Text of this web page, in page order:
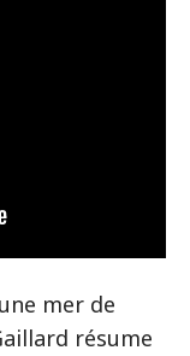
mer de
résume